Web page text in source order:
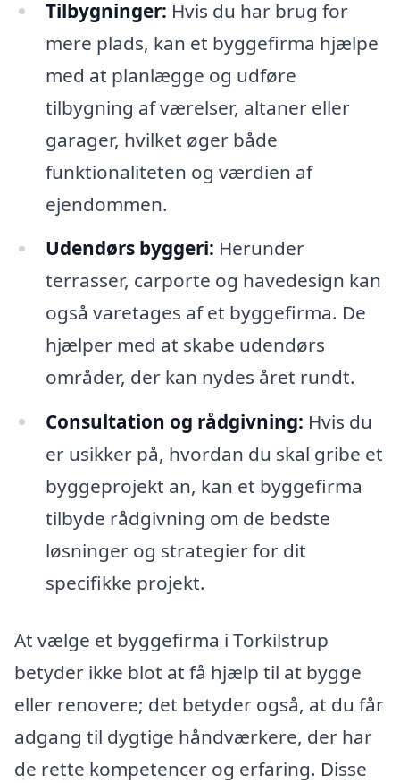
Tilbygninger: Hvis du har brug for
mere plads, kan et byggefirma hjælpe
med at planlægge og udføre
tilbygning af værelser, altaner eller
garager, hvilket øger både
funktionaliteten og værdien af
ejendommen.
Udendørs byggeri: Herunder
terrasser, carporte og havedesign kan
også varetages af et byggefirma. De
hjælper med at skabe udendørs
områder, der kan nydes året rundt.
Consultation og rådgivning: Hvis du
er usikker på, hvordan du skal gribe et
byggeprojekt an, kan et byggefirma
tilbyde rådgivning om de bedste
løsninger og strategier for dit
specifikke projekt.
At vælge et byggefirma i Torkilstrup
betyder ikke blot at få hjælp til at bygge
eller renovere; det betyder også, at du får
adgang til dygtige håndværkere, der har
de rette kompetencer og erfaring. Disse